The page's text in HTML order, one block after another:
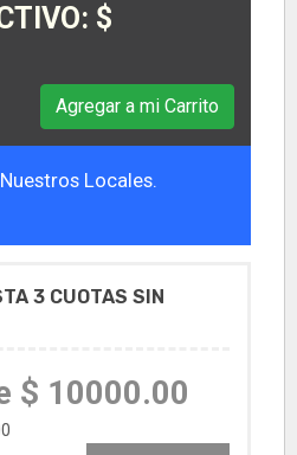
$
Agregar a mi Carrito
Locales.
3 CUOTAS SIN
$ 10000.00